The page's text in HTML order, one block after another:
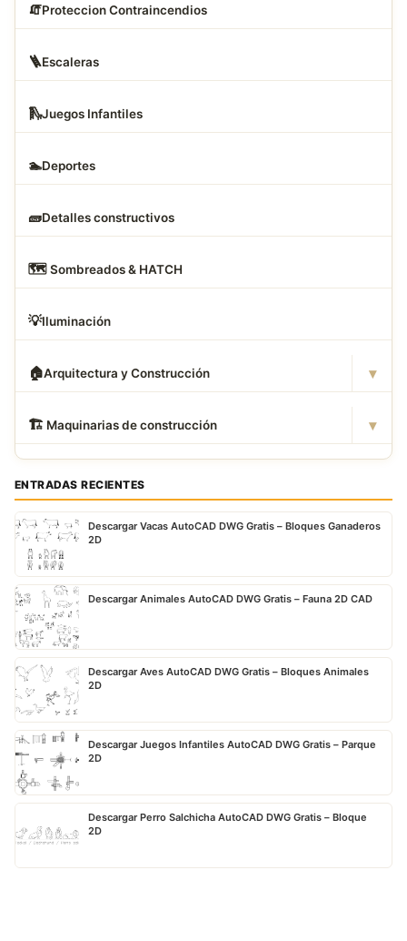
🧯Proteccion Contraincendios
🪜Escaleras
🛝Juegos Infantiles
🏊Deportes
🧱Detalles constructivos
🗺️ Sombreados & HATCH
💡Iluminación
🏠Arquitectura y Construcción ▾
🏗 ️ Maquinarias de construcción ▾
ENTRADAS RECIENTES
Descargar Vacas AutoCAD DWG Gratis – Bloques Ganaderos
2D
Descargar Animales AutoCAD DWG Gratis – Fauna 2D CAD
Descargar Aves AutoCAD DWG Gratis – Bloques Animales
2D
Descargar Juegos Infantiles AutoCAD DWG Gratis – Parque
2D
Descargar Perro Salchicha AutoCAD DWG Gratis – Bloque
2D